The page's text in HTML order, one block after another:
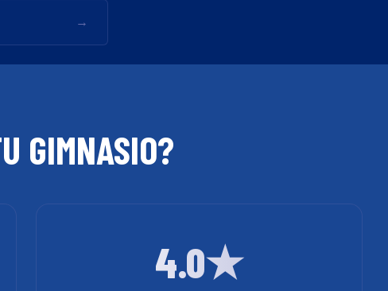
→
GIMNASIO?
4.0★